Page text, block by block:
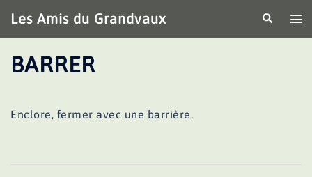
au
contenu
Les Amis du Grandvaux
le
BARRER
Enclore, fermer avec une barrière.